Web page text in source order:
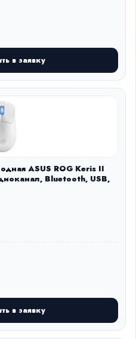
в заявку
ASUS ROG Keris II
Bluetooth, USB,
в заявку